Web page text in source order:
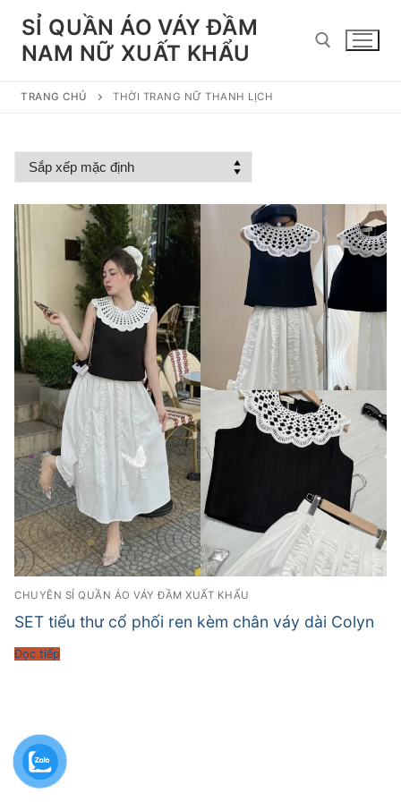
Chuyển
đếnSỈ QUẦN ÁO VÁY ĐẦM
NAM NỮ XUẤT KHẨU
TRANG CHỦ THỜI TRANG NỮ THANH LỊCH
CHUYÊN SỈ QUẦN ÁO VÁY ĐẦM XUẤT KHẨU
SET tiểu thư cổ phối ren kèm chân váy dài Colyn
Đọc tiếp